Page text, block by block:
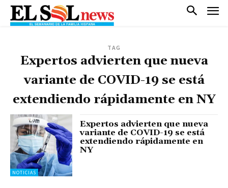
TAG
Expertos advierten que nueva
variante de COVID-19 se está
extendiendo rápidamente en NY
NOTICIAS
Expertos advierten que nueva
variante de COVID-19 se está
extendiendo rápidamente en
NY